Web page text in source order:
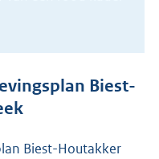
Biest-
Biest-Houtakker